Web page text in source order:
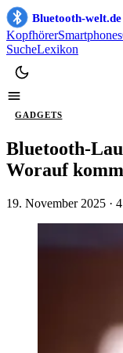
Bluetooth-welt.de
KopfhörerSmartphones
SucheLexikon
GADGETS
Bluetooth-
Worauf
19. November 2025 ·